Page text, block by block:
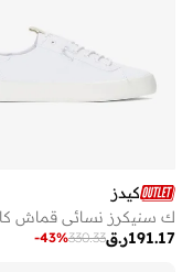
كيدز
ر.ق191.17
330.33
-43%